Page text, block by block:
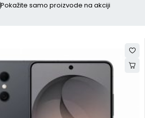
Pokažite samo proizvode na akciji